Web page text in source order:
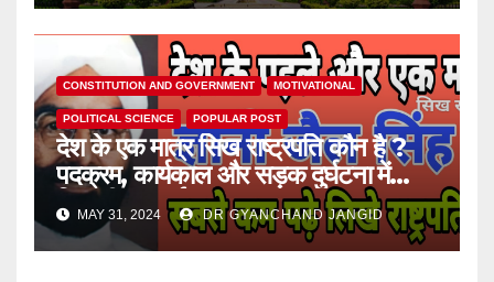
CONSTITUTION AND GOVERNMENT MOTIVATIONAL
POLITICAL SCIENCE POPULAR POST
देश के एक मात्र सिख राष्ट्रपति कौन है ?
पदक्रम, कार्यकाल और सड़क दुर्घटना में
जिनकी मृत्यु हुई।
MAY 31, 2024 DR GYANCHAND JANGID